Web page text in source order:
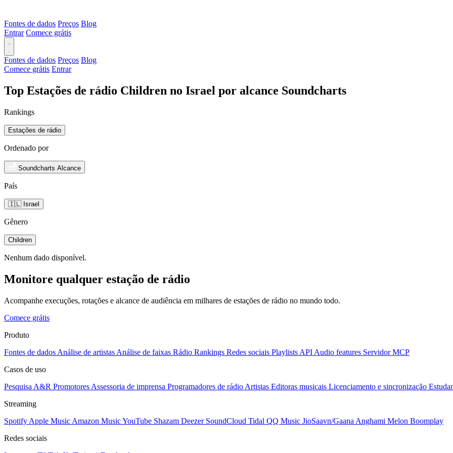
Fontes de dados Preços Blog
Entrar Comece grátis
Fontes de dados Preços Blog
Comece grátis Entrar
Top Estações de rádio Children no Israel por alcance Soundcharts
Rankings
Estações de rádio
Ordenado por
Soundcharts Alcance
País
🇮🇱 Israel
Gênero
Children
Nenhum dado disponível.
Monitore qualquer estação de rádio
Acompanhe execuções, rotações e alcance de audiência em milhares de estações de rádio no mundo todo.
Comece grátis
Produto
Fontes de dados Análise de artistas Análise de faixas Rádio Rankings Redes sociais Playlists API Audio features Servidor MCP
Casos de uso
Pesquisa A&R Promotores Assessoria de imprensa Programadores de rádio Artistas Editoras musicais Licenciamento e sincronização
Streaming
Spotify Apple Music Amazon MusicYouTube Shazam Deezer SoundCloud Tidal QQ Music JioSaavn/Gaana Anghami Melon Boomplay
Redes sociais